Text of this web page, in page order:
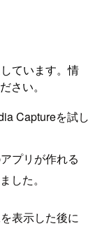
ています。情
さい。
Captureを試し
プリが作れる
した。
表示した後に